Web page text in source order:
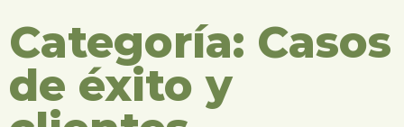
Categoría: Casos
de éxito y